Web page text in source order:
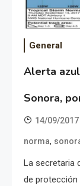
General
Alerta
Sonora,
14/09/2017
norma,
La secretaria
de protección